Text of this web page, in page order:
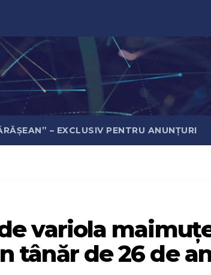
– EXCLUSIV PENTRU ANUNȚURI
variola
tânăr de 26 de